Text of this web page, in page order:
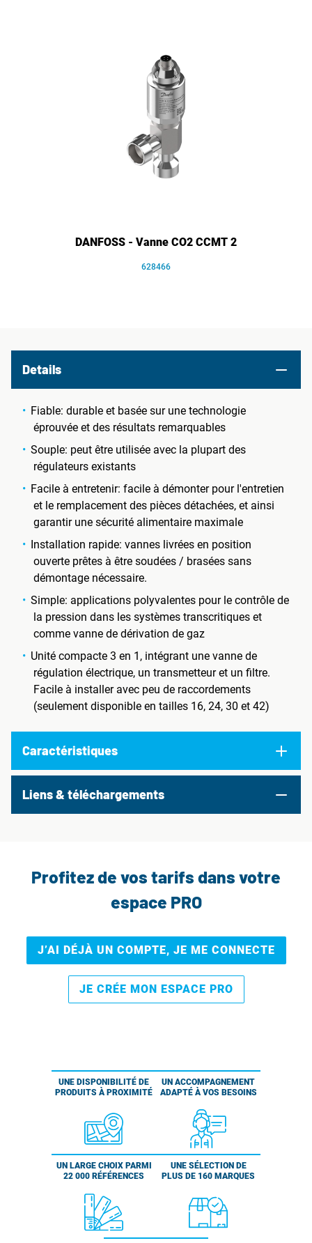
DANFOSS - Vanne CO2 CCMT 2
628466
Details
Fiable: durable et basée sur une technologie
éprouvée et des résultats remarquables
Souple: peut être utilisée avec la plupart des
régulateurs existants
Facile à entretenir: facile à démonter pour l'entretien
et le remplacement des pièces détachées, et ainsi
garantir une sécurité alimentaire maximale
Installation rapide: vannes livrées en position
ouverte prêtes à être soudées / brasées sans
démontage nécessaire.
Simple: applications polyvalentes pour le contrôle de
la pression dans les systèmes transcritiques et
comme vanne de dérivation de gaz
Unité compacte 3 en 1, intégrant une vanne de
régulation électrique, un transmetteur et un filtre.
Facile à installer avec peu de raccordements
(seulement disponible en tailles 16, 24, 30 et 42)
Caractéristiques
Liens & téléchargements
Profitez de vos tarifs dans votre
espace PRO
J’AI DÉJÀ UN COMPTE, JE ME CONNECTE
JE CRÉE MON ESPACE PRO
UNE DISPONIBILITÉ DE
PRODUITS À PROXIMITÉ
UN ACCOMPAGNEMENT
ADAPTÉ À VOS BESOINS
UN LARGE CHOIX PARMI
22 000 RÉFÉRENCES
UNE SÉLECTION DE
PLUS DE 160 MARQUES